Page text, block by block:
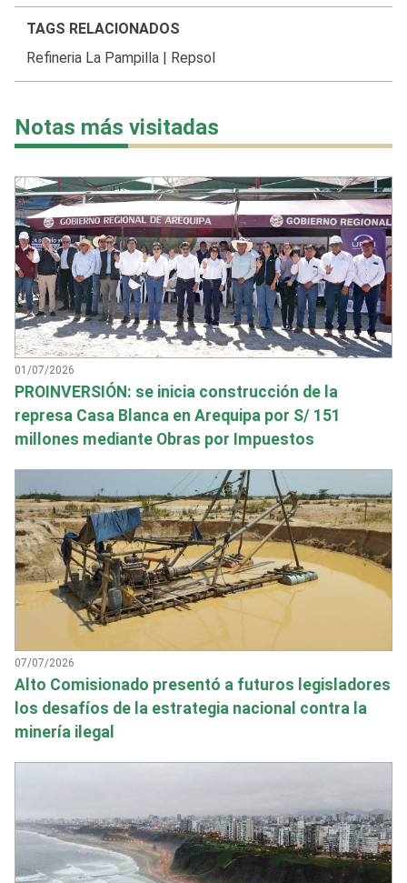
TAGS RELACIONADOS
Refineria La Pampilla| Repsol
Notas más visitadas
01/07/2026
PROINVERSIÓN: se inicia construcción de la
represa Casa Blanca en Arequipa por S/ 151
millones mediante Obras por Impuestos
07/07/2026
Alto Comisionado presentó a futuros legisladores
los desafíos de la estrategia nacional contra la
minería ilegal